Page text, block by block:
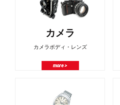
カメラ
カメラボディ・レンズ
more >